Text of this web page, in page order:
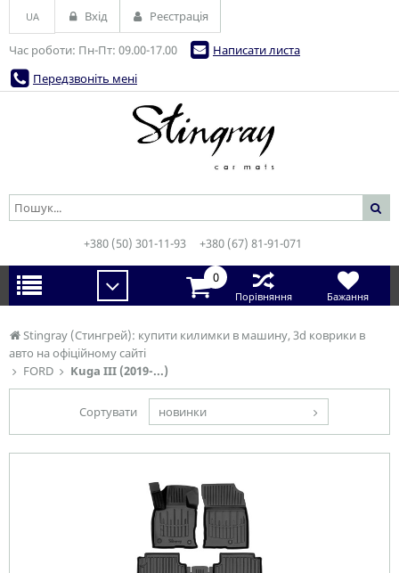
Stingray (Стингрей): купити килимки в машину, 3d коврики в
авто на офіційному сайті
FORD
Kuga III (2019-...)
Сортувати новинки
Час роботи: Пн-Пт: 09.00-17.00
Написати листа
Передзвоніть мені
UA Вхід Реєстрація
+380 (50) 301-11-93 +380 (67) 81-91-071
0
Порівняння Бажання